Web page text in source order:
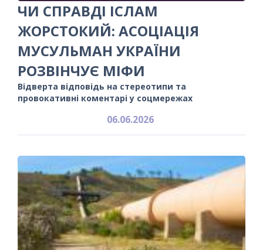
ЧИ СПРАВДІ ІСЛАМ
ЖОРСТОКИЙ: АСОЦІАЦІЯ
МУСУЛЬМАН УКРАЇНИ
РОЗВІНЧУЄ МІФИ
Відверта відповідь на стереотипи та
провокативні коментарі у соцмережах
06.06.2026